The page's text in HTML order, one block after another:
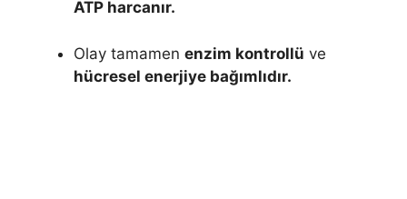
ATP harcanır.
Olay tamamen enzim kontrollü ve
hücresel enerjiye bağımlıdır.